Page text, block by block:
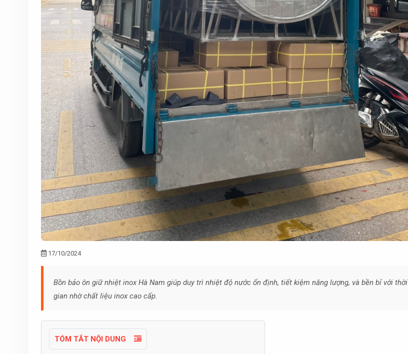
17/10/2024
Bồn bảo ôn giữ nhiệt inox Hà Nam giúp duy trì nhiệt độ nước ổn định, tiết kiệm năng lượng, và bền bỉ với thời
gian nhờ chất liệu inox cao cấp.
TÓM TẮT NỘI DUNG